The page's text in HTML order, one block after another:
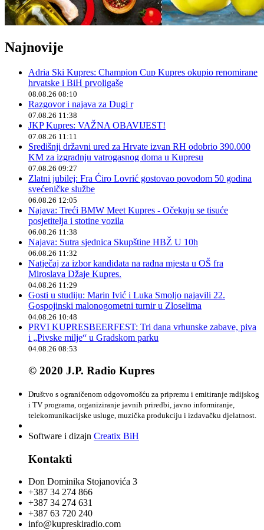
Najnovije
Adria Ski Kupres: Champion Cup Kupres okupio renomirane
hrvatske i BiH prvoligaše
08.08.26 08:10
Razgovor i najava za Dugi r
07.08.26 11:38
JKP Kupres: VAŽNA OBAVIJEST!
07.08.26 11:11
Središnji državni ured za Hrvate izvan RH odobrio 390.000
KM za izgradnju vatrogasnog doma u Kupresu
07.08.26 09:27
Zlatni jubilej: Fra Ćiro Lovrić gostovao povodom 50 godina
svećeničke službe
06.08.26 12:05
Najava: Treći BMW Meet Kupres - Očekuju se tisuće
posjetitelja i stotine vozila
06.08.26 11:38
Najava: Sutra sjednica Skupštine HBŽ U 10h
06.08.26 11:32
Natječaj za izbor kandidata na radna mjesta u OŠ fra
Miroslava Džaje Kupres.
04.08.26 11:29
Gosti u studiju: Marin Ivić i Luka Smoljo najavili 22.
Gospojinski malonogometni turnir u Zloselima
04.08.26 10:48
PRVI KUPRESBEERFEST: Tri dana vrhunske zabave, piva
i „Pivske milje“ u Gradskom parku
04.08.26 08:53
© 2020 J.P. Radio Kupres
Društvo s ograničenom odgovornošću za pripremu i emitiranje radijskog
i TV programa, organiziranje javnih priredbi, javno informiranje,
telekomunikacijske usluge, muzička produkciju i izdavačku djelatnost.
Software i dizajn Creatix BiH
Kontakti
Don Dominika Stojanovića 3
+387 34 274 866
+387 34 274 631
+387 63 720 240
info@kupreskiradio.com